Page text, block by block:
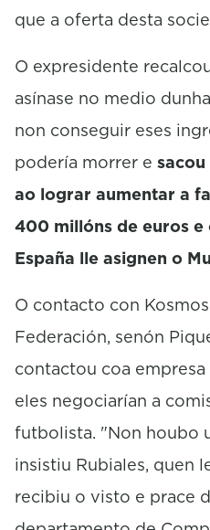
que a oferta desta
O expresidente
asínase no medio
non conseguir eses
podería morrer e
ao lograr aumentar a
400 millóns de euros e
España lle asignen o
O contacto con
Federación, senón
contactou coa empresa
eles negociarían a
futbolista. "Non houbo
insistiu Rubiales, quen
recibiu o visto e prace